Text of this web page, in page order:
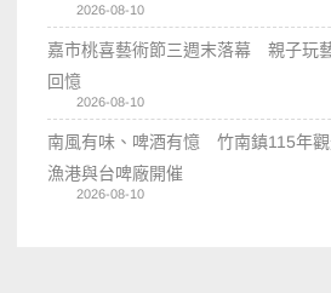
2026-08-10
嘉市桃喜藝術節三週末落幕 親子玩
回憶
2026-08-10
南風有味、啤酒有憶 竹南鎮115年
漁港與台啤廠開催
2026-08-10